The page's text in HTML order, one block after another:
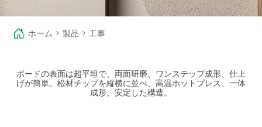
ホーム > 製品 > 工事
ボードの表面は超平坦で、両面研磨、ワンステップ成形、仕上
げが簡単。松材チップを縦横に並べ、高温ホットプレス、一体
成形、安定した構造。